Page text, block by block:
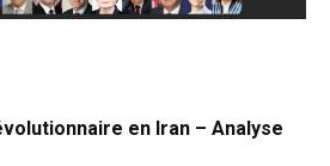
en Iran – Analyse